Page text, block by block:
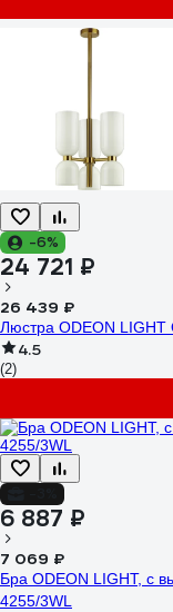
-6%
24 721 ₽
26 439 ₽
Люстра ODEON LIGHT
4.5
(2)
6 887 ₽
7 069 ₽
Бра ODEON LIGHT, с
4255/3WL